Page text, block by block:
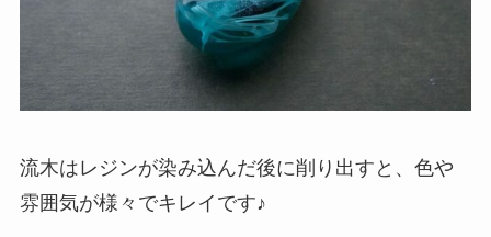
流木はレジンが染み込んだ後に削り出すと、色や
雰囲気が様々でキレイです♪